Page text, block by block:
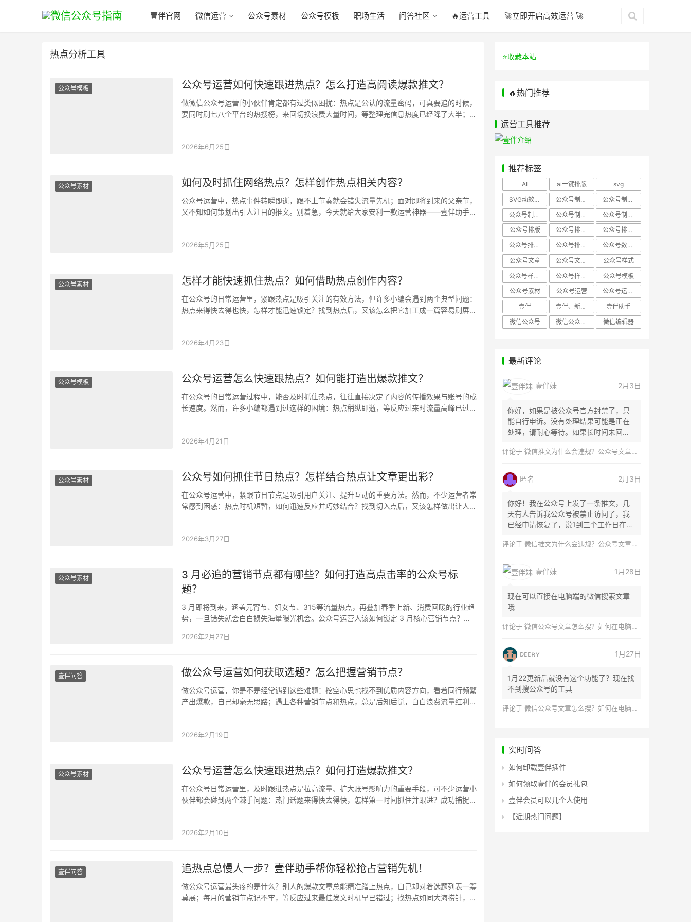
壹伴官网 微信运营 公众号素材 公众号模板 职场生活 问答社区 🔥运营工具 🚀立即开启高效运营 🚀
热点分析工具
公众号模板 公众号运营如何快速跟进热点？怎么打造高阅读爆款推文？
做微信公众号运营的小伙伴肯定都有过类似困扰：热点是公认的流量密码，可真要追的时候，
要同时刷七八个平台的热搜榜，来回切换浪费大量时间，等整理完信息热度已经降了大半；好
2026年6月25日
公众号素材 如何及时抓住网络热点？怎样创作热点相关内容？
公众号运营中，热点事件转瞬即逝，跟不上节奏就会错失流量先机；面对即将到来的父亲节，
又不知如何策划出引人注目的推文。别着急，今天就给大家安利一款运营神器——壹伴助手！
2026年5月25日
公众号素材 怎样才能快速抓住热点？如何借助热点创作内容？
在公众号的日常运营里，紧跟热点是吸引关注的有效方法，但许多小编会遇到两个典型问题：
热点来得快去得也快，怎样才能迅速锁定？找到热点后，又该怎么把它加工成一篇容易刷屏的
2026年4月23日
公众号模板 公众号运营怎么快速跟热点？如何能打造出爆款推文？
在公众号的日常运营过程中，能否及时抓住热点，往往直接决定了内容的传播效果与账号的成
长速度。然而，许多小编都遇到过这样的困境：热点稍纵即逝，等反应过来时流量高峰已过；
2026年4月21日
公众号素材 公众号如何抓住节日热点？怎样结合热点让文章更出彩？
在公众号运营中，紧跟节日节点是吸引用户关注、提升互动的重要方法。然而，不少运营者常
常感到困惑：热点时机短暂，如何迅速反应并巧妙结合？找到切入点后，又该怎样做出让人眼
2026年3月27日
公众号素材
3 月必追的营销节点都有哪些？如何打造高点击率的公众号标
题？
3 月即将到来，涵盖元宵节、妇女节、315等流量热点，再叠加春季上新、消费回暖的行业趋
势，一旦错失就会白白损失海量曝光机会。公众号运营人该如何锁定 3 月核心营销节点？怎
2026年2月27日
壹伴问答 做公众号运营如何获取选题？怎么把握营销节点？
做公众号运营，你是不是经常遇到这些难题：挖空心思也找不到优质内容方向，看着同行频繁
产出爆款，自己却毫无思路；遇上各种营销节点和热点，总是后知后觉，白白浪费流量红利。
2026年2月19日
公众号素材 公众号运营怎么快速跟进热点？如何打造爆款推文？
在公众号日常运营里，及时跟进热点是拉高流量、扩大账号影响力的重要手段，可不少运营小
伙伴都会碰到两个棘手问题：热门话题来得快去得快，怎样第一时间抓住并跟进？成功捕捉到
2026年2月10日
壹伴问答 追热点总慢人一步？壹伴助手帮你轻松抢占营销先机！
做公众号运营最头疼的是什么？别人的爆款文章总能精准蹭上热点，自己却对着选题列表一筹
莫展；每月的营销节点记不牢，等反应过来最佳发文时机早已错过；找热点如同大海捞针，好
⭐️收藏本站
🔥热门推荐
运营工具推荐
推荐标签
AI ai一键排版
svg
SVG动效样式
公众号制作、公众号排版
公众号制作、公众号模板
公众号制作、微信编辑器
公众号制作，公众号排版
公众号制作，公众号排版、微信编辑器
公众号排版
公众号排版，公众号模板
公众号排版，公众号素材
公众号排版，微信编辑器
公众号排版，排版样式
公众号数据分析
公众号文章
公众号文章、公众号运营
公众号样式
公众号样式，微信公众号排版
公众号样式，微信编辑器
公众号模板
公众号素材
公众号运营
公众号运营，公众号编辑器
壹伴
壹伴、新媒体运营
壹伴助手
微信公众号
微信公众号，样式模板、公众号样式 微信编辑器
最新评论
壹伴妹 2月3日
你好，如果是被公众号官方封禁了，只
能自行申诉。没有处理结果可能是正在
处理，请耐心等待。如果长时间未回
评论于 微信推文为什么会违规？公众号文章怎么检测是否违规？
匿名 2月3日
你好！我在公众号上发了一条推文，几
天有人告诉我公众号被禁止访问了，我
已经申请恢复了，说1到三个工作日在微
评论于 微信推文为什么会违规？公众号文章怎么检测是否违规？
壹伴妹 1月28日
现在可以直接在电脑端的微信搜索文章
哦
评论于 微信公众号文章怎么搜？如何在电脑上搜索公众号文章？
ᴅᴇᴇʀʏ 1月27日
1月22更新后就没有这个功能了？现在找
不到搜公众号的工具
评论于 微信公众号文章怎么搜？如何在电脑上搜索公众号文章？
实时问答
如何卸载壹伴插件
如何领取壹伴的会员礼包
壹伴会员可以几个人使用
【近期热门问题】